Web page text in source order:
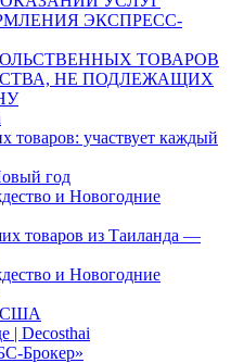
ЭКСПРЕСС-
ТОВАРОВ
НЕ ПОДЛЕЖАЩИХ
товаров: участвует каждый
год
и Новогодние
товаров из Таиланда —
и Новогодние
США
| Decosthai
Брокер»